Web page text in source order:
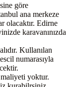
göre
ana merkeze
olacaktır. Edirne
karavanınızda
Kullanılan
numarasıyla
yoktur.